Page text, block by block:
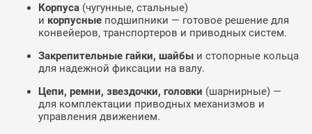
Корпуса (чугунные, стальные)
и корпусные подшипники — готовое решение для
конвейеров, транспортеров и приводных систем.
Закрепительные гайки, шайбы и стопорные кольца
для надежной фиксации на валу.
Цепи, ремни, звездочки, головки (шарнирные) —
для комплектации приводных механизмов и
управления движением.